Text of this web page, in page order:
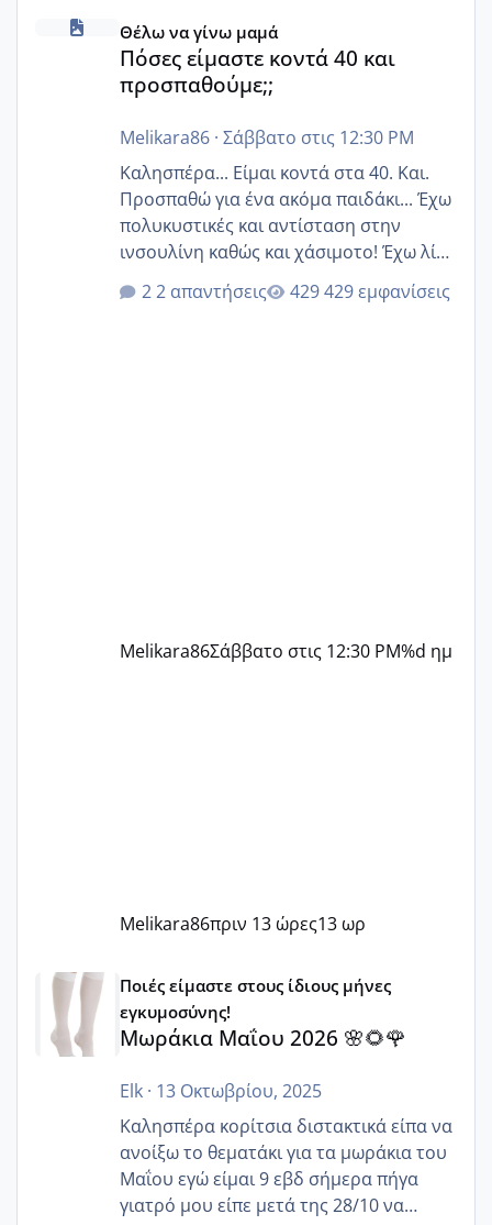
Πόσες είμαστε κοντά 40 και προσπαθούμε;;
Θέλω να γίνω μαμά
Πόσες είμαστε κοντά 40 και
προσπαθούμε;;
Melikara86· Σάββατο στις 12:30 PM
Καλησπέρα... Είμαι κοντά στα 40. Και.
Προσπαθώ για ένα ακόμα παιδάκι... Έχω
πολυκυστικές και αντίσταση στην
ινσουλίνη καθώς και χάσιμοτο! Έχω λίγα
κιλά παραπάνω και όσο κ αν προσπαθώ
δεν χάνω εύκολα! Προσπαθώ για ακόμη
2 απαντήσεις 429 εμφανίσεις
Melikara86Σάββατο στις 12:30 PM%d ημ
Melikara86πριν 13 ώρες13 ωρ
Μωράκια Μαΐου 2026 🌸🌻🌹
Ποιές είμαστε στους ίδιους μήνες
εγκυμοσύνης!
Μωράκια Μαΐου 2026 🌸🌻🌹
Elk· 13 Οκτωβρίου, 2025
Καλησπέρα κορίτσια διστακτικά είπα να
ανοίξω το θεματάκι για τα μωράκια του
Μαΐου εγώ είμαι 9 εβδ σήμερα πήγα
γιατρό μου είπε μετά της 28/10 να